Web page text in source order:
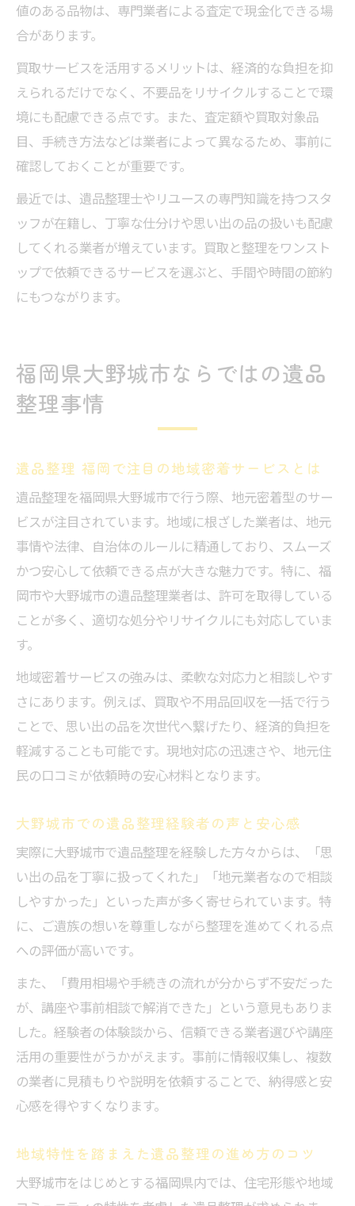
値のある品物は、専門業者による査定で現金化できる場
合があります。
買取サービスを活用するメリットは、経済的な負担を抑
えられるだけでなく、不要品をリサイクルすることで環
境にも配慮できる点です。また、査定額や買取対象品
目、手続き方法などは業者によって異なるため、事前に
確認しておくことが重要です。
最近では、遺品整理士やリユースの専門知識を持つスタ
ッフが在籍し、丁寧な仕分けや思い出の品の扱いも配慮
してくれる業者が増えています。買取と整理をワンスト
ップで依頼できるサービスを選ぶと、手間や時間の節約
にもつながります。
福岡県大野城市ならではの遺品
整理事情
遺品整理 福岡で注目の地域密着サービスとは
遺品整理を福岡県大野城市で行う際、地元密着型のサー
ビスが注目されています。地域に根ざした業者は、地元
事情や法律、自治体のルールに精通しており、スムーズ
かつ安心して依頼できる点が大きな魅力です。特に、福
岡市や大野城市の遺品整理業者は、許可を取得している
ことが多く、適切な処分やリサイクルにも対応していま
す。
地域密着サービスの強みは、柔軟な対応力と相談しやす
さにあります。例えば、買取や不用品回収を一括で行う
ことで、思い出の品を次世代へ繋げたり、経済的負担を
軽減することも可能です。現地対応の迅速さや、地元住
民の口コミが依頼時の安心材料となります。
大野城市での遺品整理経験者の声と安心感
実際に大野城市で遺品整理を経験した方々からは、「思
い出の品を丁寧に扱ってくれた」「地元業者なので相談
しやすかった」といった声が多く寄せられています。特
に、ご遺族の想いを尊重しながら整理を進めてくれる点
への評価が高いです。
また、「費用相場や手続きの流れが分からず不安だった
が、講座や事前相談で解消できた」という意見もありま
した。経験者の体験談から、信頼できる業者選びや講座
活用の重要性がうかがえます。事前に情報収集し、複数
の業者に見積もりや説明を依頼することで、納得感と安
心感を得やすくなります。
地域特性を踏まえた遺品整理の進め方のコツ
大野城市をはじめとする福岡県内では、住宅形態や地域